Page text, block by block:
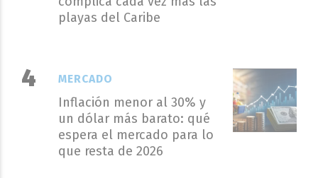
playas del Caribe
Inflación menor al 30% y
un dólar más barato: qué
espera el mercado para lo
que resta de 2026
MERCADO